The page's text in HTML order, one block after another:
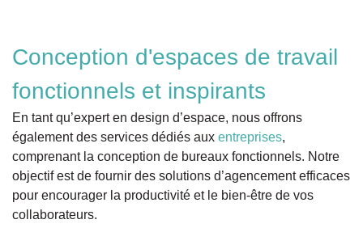
Conception d'espaces de travail
fonctionnels et inspirants
En tant qu’expert en design d’espace, nous offrons
également des services dédiés aux entreprises,
comprenant la conception de bureaux fonctionnels. Notre
objectif est de fournir des solutions d’agencement efficaces
pour encourager la productivité et le bien-être de vos
collaborateurs.